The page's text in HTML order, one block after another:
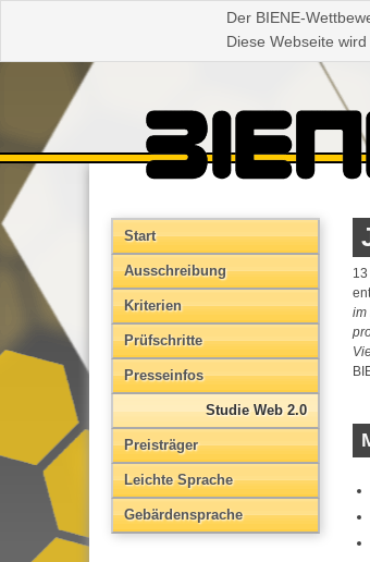
Der BIENE-
Diese Webseite
Start
Aus­schreibung
Kriterien
Prüfschritte
Presseinfos
Studie Web 2.0
Preisträger
Leichte Sprache
Gebärden­sprache
im